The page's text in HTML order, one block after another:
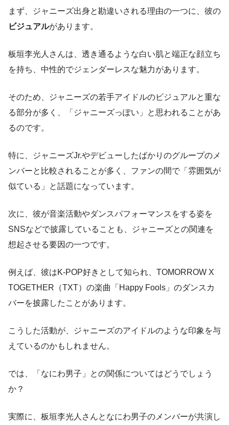
まず、ジャニーズ出身と勘違いされる理由の一つに、彼の
ビジュアルがあります。
板垣李光人さんは、透き通るような白い肌と端正な顔立ち
を持ち、中性的でジェンダーレスな魅力があります。
そのため、ジャニーズの若手アイドルのビジュアルと重な
る部分が多く、「ジャニーズっぽい」と思われることがあ
るのです。
特に、ジャニーズJr.やデビューしたばかりのグループのメ
ンバーと比較されることが多く、ファンの間で「雰囲気が
似ている」と話題になっています。
次に、彼が音楽活動やダンスパフォーマンスをする姿を
SNSなどで披露していることも、ジャニーズとの関連を
想起させる要因の一つです。
例えば、彼はK-POP好きとして知られ、TOMORROW X
TOGETHER（TXT）の楽曲「Happy Fools」のダンスカ
バーを披露したことがあります。
こうした活動が、ジャニーズのアイドルのような印象を与
えているのかもしれません。
では、「なにわ男子」との関係についてはどうでしょう
か？
実際に、板垣李光人さんとなにわ男子のメンバーが共演し